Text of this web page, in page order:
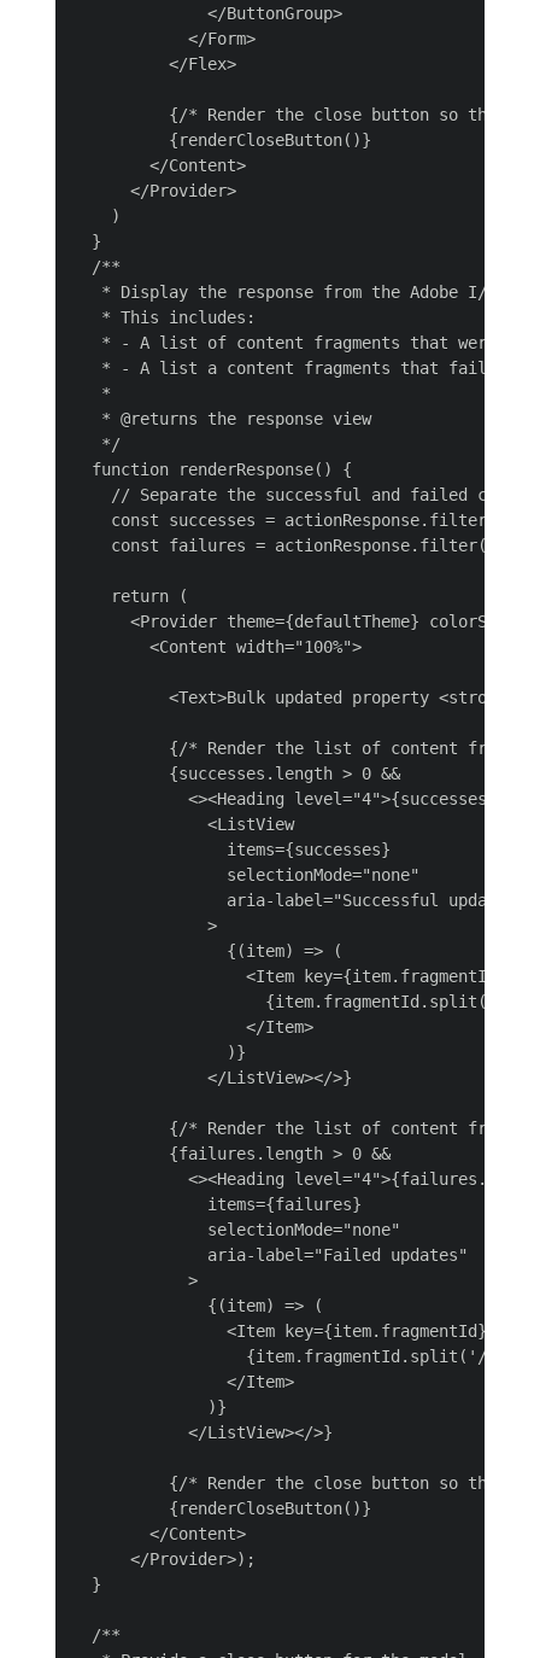
              </ButtonGroup>
            </Form>
          </Flex>
{/* Render the close button so the
          {renderCloseButton()}
        </Content>
      </Provider>
    )
  }
  /**
* Display the response from the Adobe I/O
   * This includes:
* - A list of content fragments that were
* - A list a content fragments that failed to
   *
   * @returns the response view
   */
  function renderResponse() {
// Separate the successful and failed
const successes =
const failures = actionResponse.filter(item
    return (
<Provider theme={defaultTheme}
        <Content width="100%">
<Text>Bulk updated property
{/* Render the list of content
          {successes.length > 0 &&
<><Heading
              <ListView
                items={successes}
                selectionMode="none"
                aria-label="Successful updates"
              >
                {(item) => (
<Item key={item.fragmentId}
{item.fragmentId.split('/
                  </Item>
                )}
              </ListView></>}
{/* Render the list of content
          {failures.length > 0 &&
<><Heading
              items={failures}
              selectionMode="none"
              aria-label="Failed updates"
            >
              {(item) => (
<Item key={item.fragmentId}
{item.fragmentId.split('/
                </Item>
              )}
            </ListView></>}
{/* Render the close button so the
          {renderCloseButton()}
        </Content>
      </Provider>);
  }
  /**